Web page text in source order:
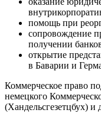
помощь при
сопровождение
получении
открытие
в Баварии и
Коммерческое право
немецкого
(Хандельсгезетцбух)